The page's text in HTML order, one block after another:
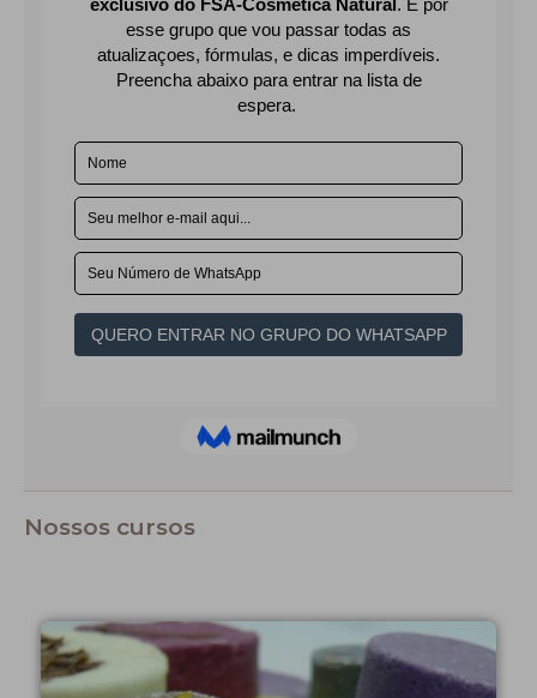
Nossos cursos